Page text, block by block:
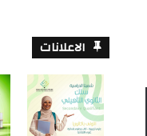
الاعلانات